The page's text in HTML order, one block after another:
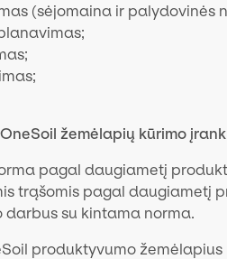
(sėjomaina ir palydovinės
žemėlapių kūrimo
pagal daugiametį
trąšomis pagal daugiametį
darbus su kintama norma.
produktyvumo